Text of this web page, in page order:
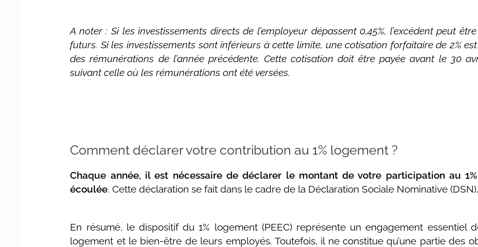
A noter : Si les investissements directs de l’employeur dépassent 0,45%, l’excédent peut
futurs. Si les investissements sont inférieurs à cette limite, une cotisation forfaitaire de 2%
des rémunérations de l’année précédente. Cette cotisation doit être payée avant le 30
suivant celle où les rémunérations ont été versées.
Comment déclarer votre contribution au 1% logement ?
Chaque année, il est nécessaire de déclarer le montant de votre participation au
écoulée. Cette déclaration se fait dans le cadre de la Déclaration Sociale Nominative (DSN).
En résumé, le dispositif du 1% logement (PEEC) représente un engagement essentiel
logement et le bien-être de leurs employés. Toutefois, il ne constitue qu’une partie des